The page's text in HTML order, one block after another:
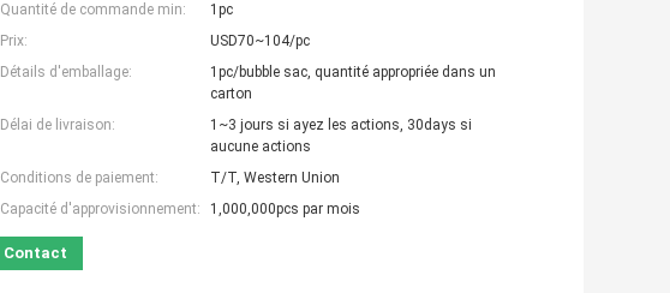
Quantité de commande min:
1pc
Prix:
USD70~104/pc
Détails d'emballage:
1pc/bubble sac, quantité appropriée dans un
carton
Délai de livraison:
1~3 jours si ayez les actions, 30days si
aucune actions
Conditions de paiement:
T/T, Western Union
Capacité d'approvisionnement:
1,000,000pcs par mois
Contact